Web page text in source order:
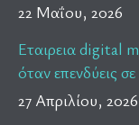
22 Μαΐου, 2026
Εταιρεια digital
όταν επενδύεις
27 Απριλίου, 2026